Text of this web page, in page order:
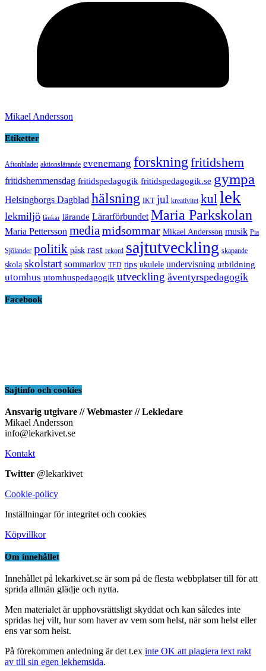
Mikael Andersson
Etiketter
Aftonbladet aktionslärande evenemang forskning fritidshem
fritidshemmensdag fritidspedagogik fritidspedagogik.se gympa
Helsingborgs Dagblad hälsning IKT jul kreativitet kul lek
lekmiljö länkar lärande Lärarförbundet Maria Parkskolan
Maria Pettersson media midsommar Mikael Andersson musik Pia
Sjölander politik påsk rast rekord sajtutveckling skapande
skola skolstart sommarlov TED tips ukulele undervisning utbildning
utomhus utomhuspedagogik utveckling äventyrspedagogik
Facebook
Sajtinfo och cookies
Ansvarig utgivare // Webmaster // Lekledare
Mikael Andersson
info@lekarkivet.se
Kontakt
Twitter @lekarkivet
Cookie-policy
Inställningar för integritet och cookies
Köpvillkor
Om innehållet
Innehållet på lekarkivet.se är som på de flesta webbplatser till för att
sprida allmän glädje och nytta.
Men materialet är upphovsrättsligt skyddat och kan således inte
spridas hej vilt, hur som haver av vem som helst, när som helst eller
ens var som helst.
På förekommen anledning är det t.ex inte OK att plagiera text rakt
av till sin egen lekhemsida.